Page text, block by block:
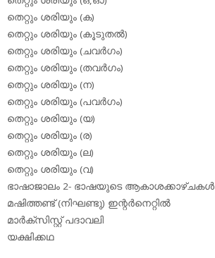
തെറ്റും ശരിയും (ക)
തെറ്റും ശരിയും (കൂടുതല്‍)
തെറ്റും ശരിയും (ചവര്‍ഗം)
തെറ്റും ശരിയും (തവര്‍ഗം)
തെറ്റും ശരിയും (ന)
തെറ്റും ശരിയും (പവര്‍ഗം)
തെറ്റും ശരിയും (യ)
തെറ്റും ശരിയും (ര)
തെറ്റും ശരിയും (ല)
തെറ്റും ശരിയും (വ)
ഭാഷാജാലം 2- ഭാഷയുടെ ആകാശക്കാഴ്ചകള്‍
മഷിത്തണ്ട് (നിഘണ്ടു) ഇന്റര്‍നെറ്റില്‍
മാര്‍ക്‌സിസ്റ്റ് പദാവലി
യക്ഷിക്കഥ